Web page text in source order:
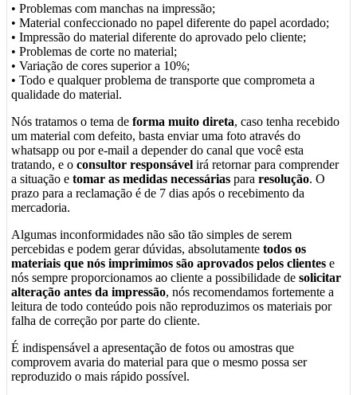
• Problemas com manchas na impressão;
• Material confeccionado no papel diferente do papel acordado;
• Impressão do material diferente do aprovado pelo cliente;
• Problemas de corte no material;
• Variação de cores superior a 10%;
• Todo e qualquer problema de transporte que comprometa a
qualidade do material.
Nós tratamos o tema de forma muito direta, caso tenha recebido
um material com defeito, basta enviar uma foto através do
whatsapp ou por e-mail a depender do canal que você esta
tratando, e o consultor responsável irá retornar para comprender
a situação e tomar as medidas necessárias para resolução. O
prazo para a reclamação é de 7 dias após o recebimento da
mercadoria.
Algumas inconformidades não são tão simples de serem
percebidas e podem gerar dúvidas, absolutamente todos os
materiais que nós imprimimos são aprovados pelos clientes e
nós sempre proporcionamos ao cliente a possibilidade de solicitar
alteração antes da impressão, nós recomendamos fortemente a
leitura de todo conteúdo pois não reproduzimos os materiais por
falha de correção por parte do cliente.
É indispensável a apresentação de fotos ou amostras que
comprovem avaria do material para que o mesmo possa ser
reproduzido o mais rápido possível.